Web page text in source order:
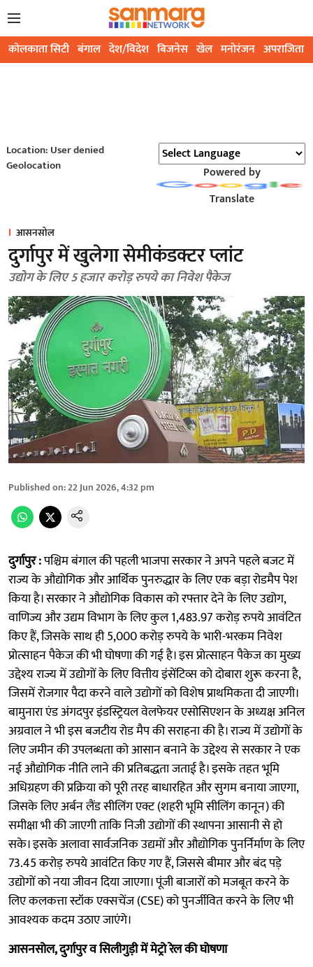
कोलकाता सिटी बंगाल देश/विदेश बिजनेस खेल मनोरंजन अपराजिता
Location: User denied
Geolocation
Powered by
Translate
आसनसोल
दुर्गापुर में खुलेगा सेमीकंडक्टर प्लांट
उद्योग के लिए 5 हजार करोड़ रुपये का निवेश पैकेज
Published on:22 Jun 2026, 4:32 pm
दुर्गापुर :पश्चिम बंगाल की पहली भाजपा सरकार ने अपने पहले बजट में
राज्य के औद्योगिक और आर्थिक पुनरुद्धार के लिए एक बड़ा रोडमैप पेश
किया है। सरकार ने औद्योगिक विकास को रफ्तार देने के लिए उद्योग,
वाणिज्य और उद्यम विभाग के लिए कुल 1,483.97 करोड़ रुपये आवंटित
किए हैं, जिसके साथ ही 5,000 करोड़ रुपये के भारी-भरकम निवेश
प्रोत्साहन पैकेज की भी घोषणा की गई है। इस प्रोत्साहन पैकेज का मुख्य
उद्देश्य राज्य में उद्योगों के लिए वित्तीय इंसेंटिव्स को दोबारा शुरू करना है,
जिसमें रोजगार पैदा करने वाले उद्योगों को विशेष प्राथमिकता दी जाएगी।
बामुनारा एंड अंगदपुर इंडस्ट्रियल वेलफेयर एसोसिएशन के अध्यक्ष अनिल
अग्रवाल ने भी इस बजटीय रोड मैप की सराहना की है। राज्य में उद्योगों के
लिए जमीन की उपलब्धता को आसान बनाने के उद्देश्य से सरकार ने एक
नई औद्योगिक नीति लाने की प्रतिबद्धता जताई है। इसके तहत भूमि
अधिग्रहण की प्रक्रिया को पूरी तरह बाधारहित और सुगम बनाया जाएगा,
जिसके लिए अर्बन लैंड सीलिंग एक्ट (शहरी भूमि सीलिंग कानून) की
समीक्षा भी की जाएगी ताकि निजी उद्योगों की स्थापना आसानी से हो
सके। इसके अलावा सार्वजनिक उद्यमों और औद्योगिक पुनर्निर्माण के लिए
73.45 करोड़ रुपये आवंटित किए गए हैं, जिससे बीमार और बंद पड़े
उद्योगों को नया जीवन दिया जाएगा। पूंजी बाजारों को मजबूत करने के
लिए कलकत्ता स्टॉक एक्सचेंज (CSE) को पुनर्जीवित करने के लिए भी
आवश्यक कदम उठाए जाएंगे।
आसनसोल, दुर्गापुर व सिलीगुड़ी में मेट्रो रेल की घोषणा